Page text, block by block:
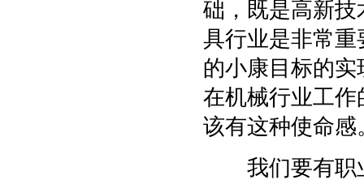
础，既是高新
具行业是非常
的小康目标的
在机械行业工
该有这种使命感
我们要有职业